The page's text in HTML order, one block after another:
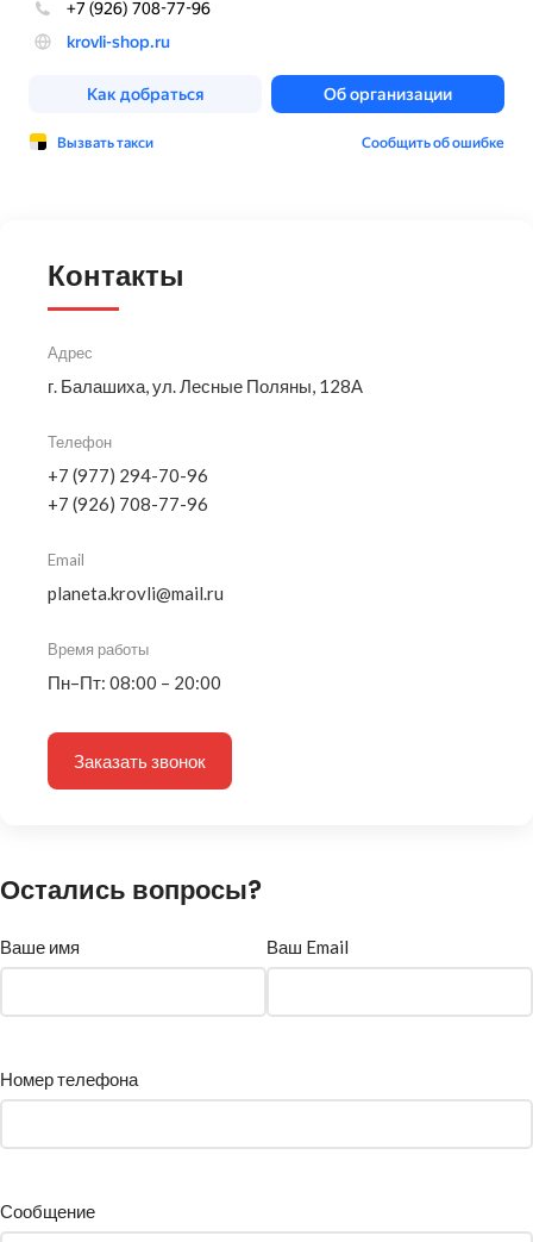
Контакты
Адрес
г. Балашиха, ул. Лесные Поляны, 128А
Телефон
+7 (977) 294-70-96
+7 (926) 708-77-96
Email
planeta.krovli@mail.ru
Время работы
Пн–Пт: 08:00 – 20:00
Заказать звонок
Остались вопросы?
Ваше имя Ваш Email
Номер телефона
Сообщение